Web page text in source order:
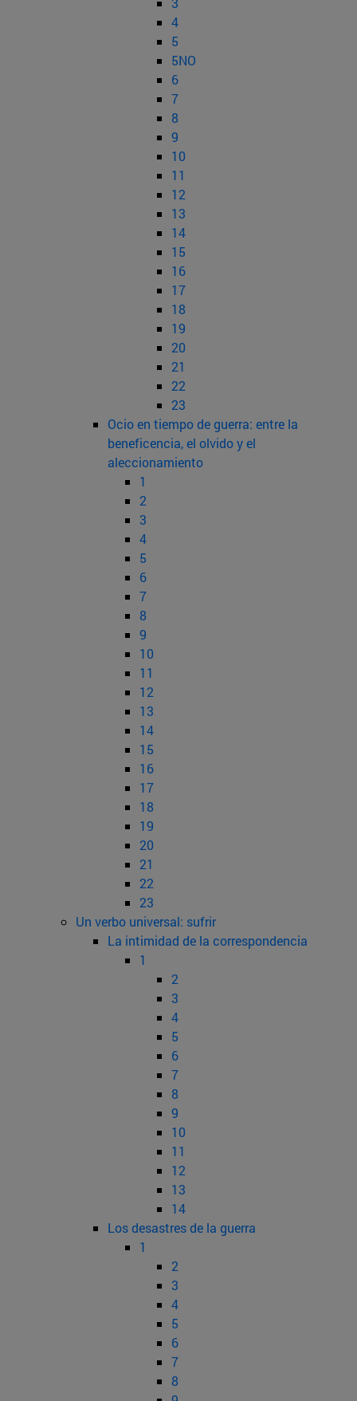
4
5
5NO
6
7
8
9
10
11
12
13
14
15
16
17
18
19
20
21
22
23
Ocio en tiempo de guerra: entre la
beneficencia, el olvido y el
aleccionamiento
1
2
3
4
5
6
7
8
9
10
11
12
13
14
15
16
17
18
19
20
21
22
23
Un verbo universal: sufrir
La intimidad de la correspondencia
1
2
3
4
5
6
7
8
9
10
11
12
13
14
Los desastres de la guerra
1
2
3
4
5
6
7
8